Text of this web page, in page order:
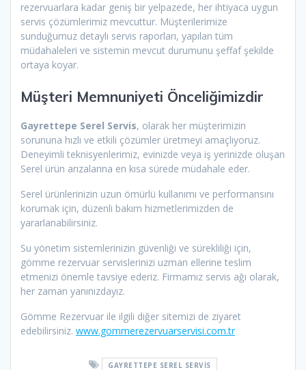
rezervuarlara kadar geniş bir yelpazede, her ihtiyaca uygun
servis çözümlerimiz mevcuttur. Müşterilerimize
sunduğumuz detaylı servis raporları, yapılan tüm
müdahaleleri ve sistemin mevcut durumunu şeffaf şekilde
ortaya koyar.
Müşteri Memnuniyeti Önceliğimizdir
Gayrettepe Serel Servis, olarak her müşterimizin
sorununa hızlı ve etkili çözümler üretmeyi amaçlıyoruz.
Deneyimli teknisyenlerimiz, evinizde veya iş yerinizde oluşan
Serel ürün arızalarına en kısa sürede müdahale eder.
Serel ürünlerinizin uzun ömürlü kullanımı ve performansını
korumak için, düzenli bakım hizmetlerimizden de
yararlanabilirsiniz.
Su yönetim sistemlerinizin güvenliği ve sürekliliği için,
gömme rezervuar servislerinizi uzman ellerine teslim
etmenizi önemle tavsiye ederiz. Firmamız servis ağı olarak,
her zaman yanınızdayız.
Gömme Rezervuar ile ilgili diğer sitemizi de ziyaret
edebilirsiniz. www.gommerezervuarservisi.com.tr
GAYRETTEPE SEREL SERVIS